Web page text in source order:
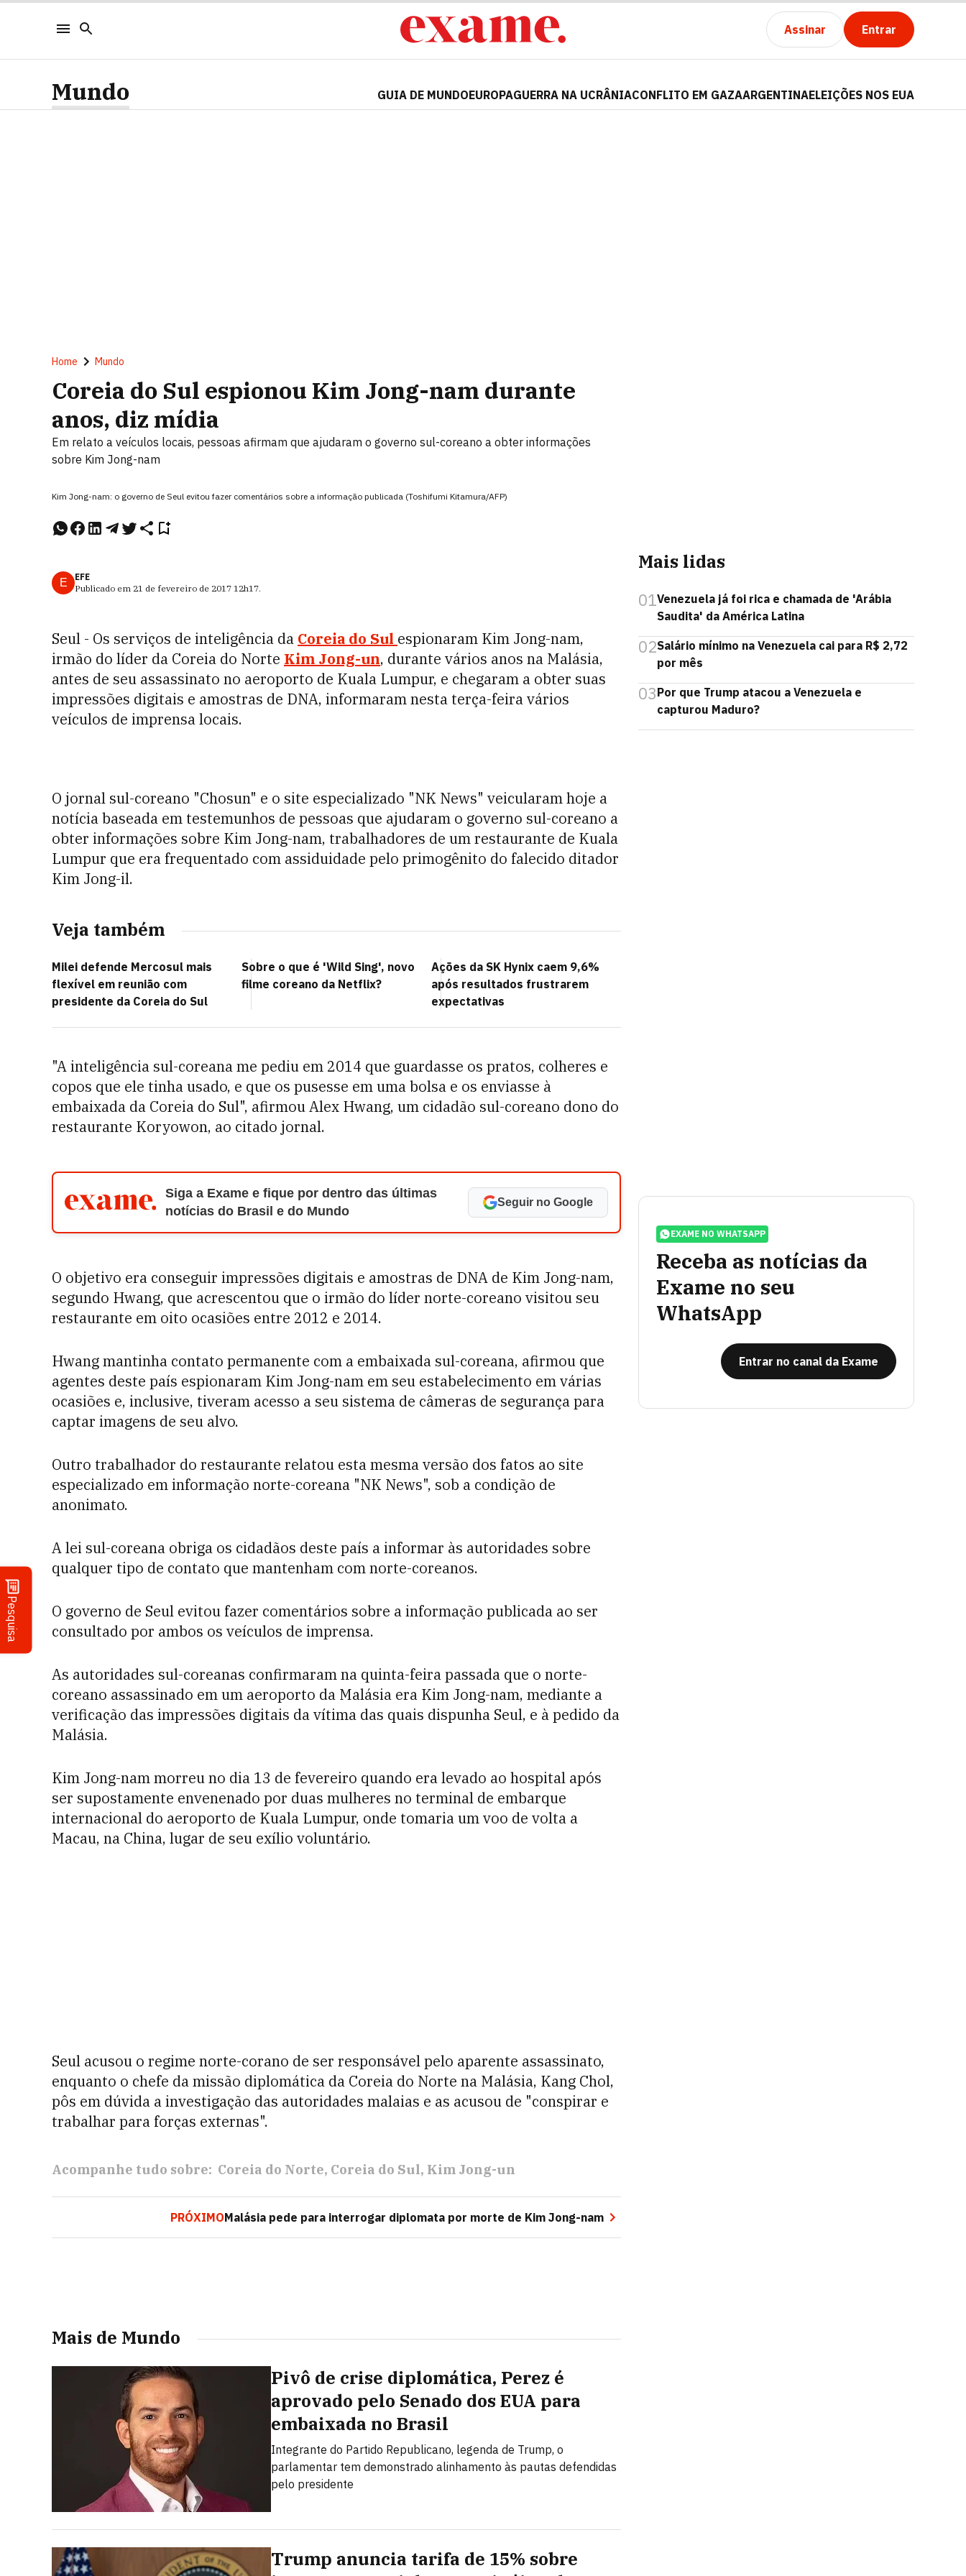
Assinar Entrar
Pesquisa
Mundo GUIA DE MUNDOEUROPAGUERRA NA UCRÂNIACONFLITO EM GAZAARGENTINAELEIÇÕES NOS EUA
Home Mundo
Coreia do Sul espionou Kim Jong-nam durante
anos, diz mídia
Em relato a veículos locais, pessoas afirmam que ajudaram o governo sul-coreano a obter informações
sobre Kim Jong-nam
Kim Jong-nam: o governo de Seul evitou fazer comentários sobre a informação publicada (Toshifumi Kitamura/AFP)
E
EFE
Publicado em 21 de fevereiro de 2017 12h17.
Seul - Os serviços de inteligência da Coreia do Sul espionaram Kim Jong-nam,
irmão do líder da Coreia do Norte Kim Jong-un, durante vários anos na Malásia,
antes de seu assassinato no aeroporto de Kuala Lumpur, e chegaram a obter suas
impressões digitais e amostras de DNA, informaram nesta terça-feira vários
veículos de imprensa locais.
O jornal sul-coreano "Chosun" e o site especializado "NK News" veicularam hoje a
notícia baseada em testemunhos de pessoas que ajudaram o governo sul-coreano a
obter informações sobre Kim Jong-nam, trabalhadores de um restaurante de Kuala
Lumpur que era frequentado com assiduidade pelo primogênito do falecido ditador
Kim Jong-il.
Veja também
Milei defende Mercosul mais
flexível em reunião com
presidente da Coreia do Sul
Sobre o que é 'Wild Sing', novo
filme coreano da Netflix?
Ações da SK Hynix caem 9,6%
após resultados frustrarem
expectativas
"A inteligência sul-coreana me pediu em 2014 que guardasse os pratos, colheres e
copos que ele tinha usado, e que os pusesse em uma bolsa e os enviasse à
embaixada da Coreia do Sul", afirmou Alex Hwang, um cidadão sul-coreano dono do
restaurante Koryowon, ao citado jornal.
Siga a Exame e fique por dentro das últimas
notícias do Brasil e do Mundo
Seguir no Google
O objetivo era conseguir impressões digitais e amostras de DNA de Kim Jong-nam,
segundo Hwang, que acrescentou que o irmão do líder norte-coreano visitou seu
restaurante em oito ocasiões entre 2012 e 2014.
Hwang mantinha contato permanente com a embaixada sul-coreana, afirmou que
agentes deste país espionaram Kim Jong-nam em seu estabelecimento em várias
ocasiões e, inclusive, tiveram acesso a seu sistema de câmeras de segurança para
captar imagens de seu alvo.
Outro trabalhador do restaurante relatou esta mesma versão dos fatos ao site
especializado em informação norte-coreana "NK News", sob a condição de
anonimato.
A lei sul-coreana obriga os cidadãos deste país a informar às autoridades sobre
qualquer tipo de contato que mantenham com norte-coreanos.
O governo de Seul evitou fazer comentários sobre a informação publicada ao ser
consultado por ambos os veículos de imprensa.
As autoridades sul-coreanas confirmaram na quinta-feira passada que o norte-
coreano assassinado em um aeroporto da Malásia era Kim Jong-nam, mediante a
verificação das impressões digitais da vítima das quais dispunha Seul, e à pedido da
Malásia.
Kim Jong-nam morreu no dia 13 de fevereiro quando era levado ao hospital após
ser supostamente envenenado por duas mulheres no terminal de embarque
internacional do aeroporto de Kuala Lumpur, onde tomaria um voo de volta a
Macau, na China, lugar de seu exílio voluntário.
Seul acusou o regime norte-corano de ser responsável pelo aparente assassinato,
enquanto o chefe da missão diplomática da Coreia do Norte na Malásia, Kang Chol,
pôs em dúvida a investigação das autoridades malaias e as acusou de "conspirar e
trabalhar para forças externas".
Acompanhe tudo sobre: Coreia do Norte Coreia do Sul Kim Jong-un
PRÓXIMOMalásia pede para interrogar diplomata por morte de Kim Jong-nam
Mais de Mundo
Pivô de crise diplomática, Perez é
aprovado pelo Senado dos EUA para
embaixada no Brasil
Integrante do Partido Republicano, legenda de Trump, o
parlamentar tem demonstrado alinhamento às pautas defendidas
pelo presidente
Trump anuncia tarifa de 15% sobre
Mais lidas
01Venezuela já foi rica e chamada de 'Arábia
Saudita' da América Latina
02Salário mínimo na Venezuela cai para R$ 2,72
por mês
03Por que Trump atacou a Venezuela e
capturou Maduro?
EXAME NO WHATSAPP
Receba as notícias da
Exame no seu
WhatsApp
Entrar no canal da Exame